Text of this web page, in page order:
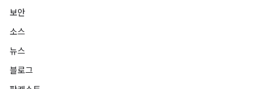
보안
소스
뉴스
블로그